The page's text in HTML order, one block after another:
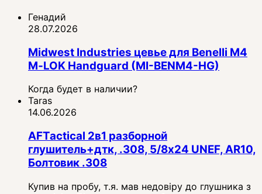
Генадий
28.07.2026
Midwest Industries цевье для Benelli M4
M‑LOK Handguard (MI-BENM4-HG)
Когда будет в наличии?
Taras
14.06.2026
AFTactical 2в1 разборной
глушитель+дтк, .308, 5/8x24 UNEF, AR10,
Болтовик .308
Купив на пробу, т.я. мав недовіру до глушника з